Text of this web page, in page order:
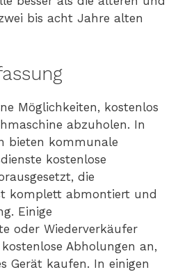
bis acht Jahre alten
Möglichkeiten, kostenlos
abzuholen. In
bieten kommunale
kostenlose
die
komplett abmontiert und
Einige
oder Wiederverkäufer
Abholungen an,
Gerät kaufen. In einigen